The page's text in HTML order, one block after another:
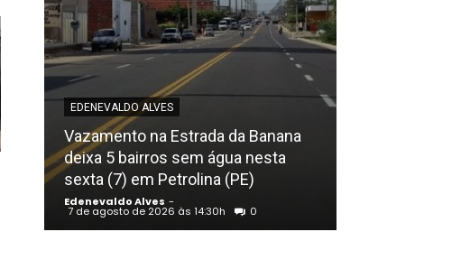
EDENEVALDO ALVES
Vazamento na Estrada da Banana
deixa 5 bairros sem água nesta
sexta (7) em Petrolina (PE)
Edenevaldo Alves -
7 de agosto de 2026 às 14:30h 0